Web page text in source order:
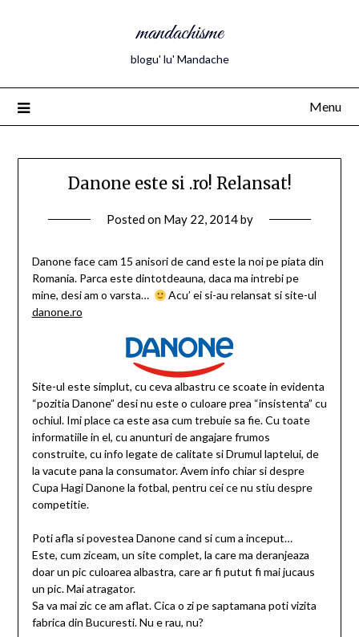
mandachisme
blogu' lu' Mandache
Menu
Danone este si .ro! Relansat!
Posted on May 22, 2014by
Danone face cam 15 anisori de cand este la noi pe piata din
Romania. Parca este dintotdeauna, daca ma intrebi pe
mine, desi am o varsta…
Acu’ ei si-au relansat si site-ul
danone.ro
Site-ul este simplut, cu ceva albastru ce scoate in evidenta
“pozitia Danone” desi nu este o culoare prea “insistenta” cu
ochiul. Imi place ca este asa cum trebuie sa fie. Cu toate
informatiile in el, cu anunturi de angajare frumos
construite, cu info legate de calitate si Drumul laptelui, de
la vacute pana la consumator. Avem info chiar si despre
Cupa Hagi Danone la fotbal, pentru cei ce nu stiu despre
competitie.
Poti afla si povestea Danone cand si cum a inceput…
Este, cum ziceam, un site complet, la care ma deranjeaza
doar un pic culoarea albastra, care ar fi putut fi mai jucaus
un pic. Mai atragator.
Sa va mai zic ce am aflat. Cica o zi pe saptamana poti vizita
fabrica din Bucuresti. Nu e rau, nu?